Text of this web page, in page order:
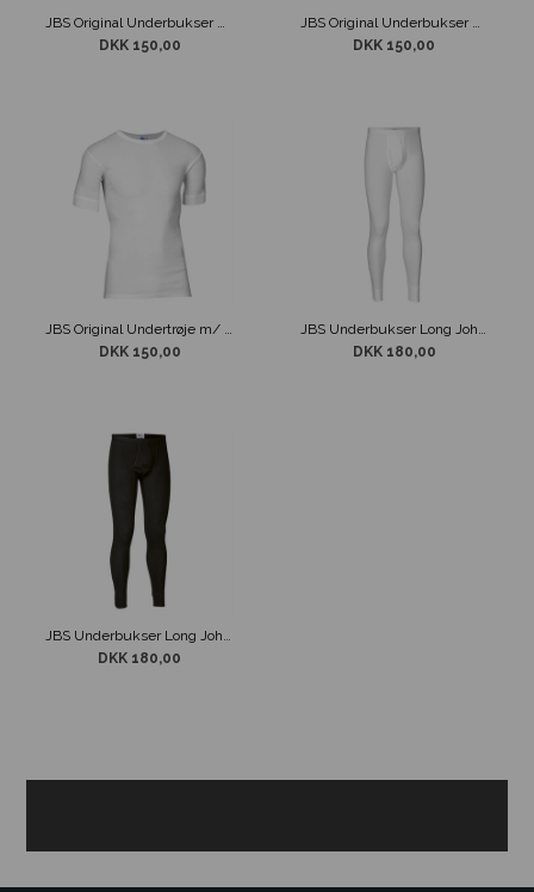
JBS Original Underbukser m/ Kort Ben Hvid
DKK 150,00
JBS Original Underbukser m/ Kort Ben Sort
DKK 150,00
JBS Original Undertrøje m/ Rund Hals Hvid
DKK 150,00
JBS Underbukser Long John m/ Gylp Hvid
DKK 180,00
DKK 180,00